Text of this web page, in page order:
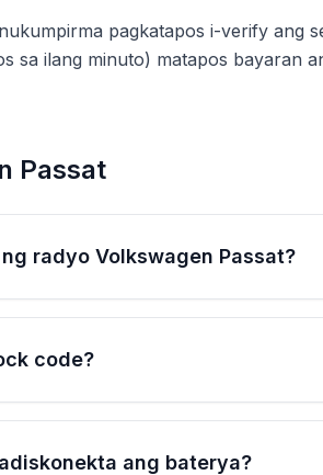
pagkatapos i-verify ang
sa ilang minuto) matapos bayaran
Passat
radyo Volkswagen Passat?
code?
ang baterya?